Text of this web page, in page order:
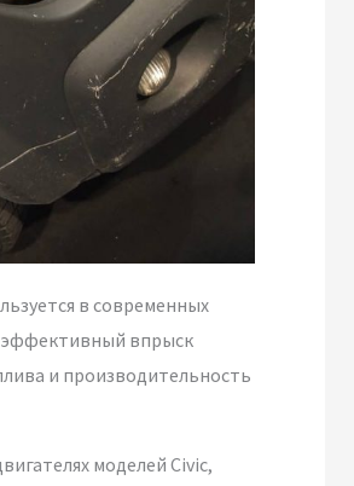
в современных
эффективный впрыск
и производительность
моделей Civic,